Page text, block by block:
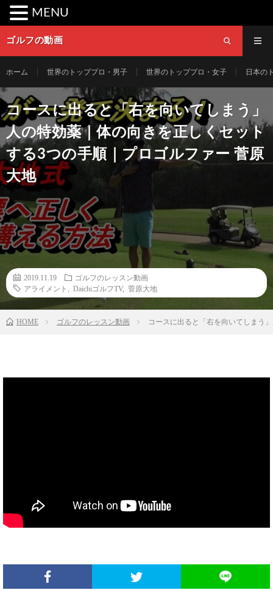
ゴルフの動画
ホーム 世界のトッププロ・男子 世界のトッププロ・女子 日本の
コースに出ると「右を向いてしまう」
人の特効薬｜体の向きを正しくセット
する3つの手順｜プロゴルファー 菅原
大地
2019.11.19
ゴルフのレッスン動画
アライメント
DaichiゴルフTV, 菅原大地
HOME ゴルフのレッスン動画 コースに出ると「右を向いてしまう
MENU